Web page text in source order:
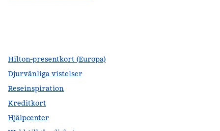
Hilton-presentkort (Europa)
Djurvänliga vistelser
Reseinspiration
Kreditkort
Hjälpcenter